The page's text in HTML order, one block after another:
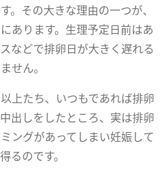
。その大きな理由の一つが、
あります。生理予定日前はあ
などで排卵日が大きく遅れる
せん。
上たち、いつもであれば排卵
出しをしたところ、実は排卵
ングがあってしまい妊娠して
るのです。